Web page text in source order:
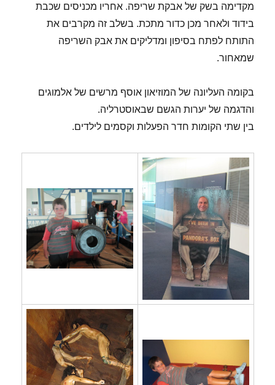
מקדימה בשק של אבקת שריפה. אחריו מכניסים שכבת
בידוד ולאחר מכן כדור מתכת. בשלב זה מקרבים את
התותח לפתח בסיפון ומדליקים את אבק השריפה
שמאחור.
בקומה העליונה של המוזיאון אוסף מרשים של אלמוגים
והדגמה של יערות הגשם שבאוסטרליה.
בין שתי הקומות חדר הפעלות וקסמים לילדים.